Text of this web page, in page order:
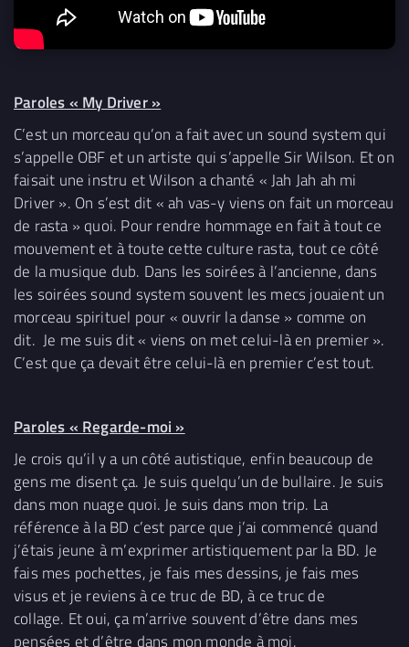
Paroles « My Driver »
C’est un morceau qu’on a fait avec un sound system qui
s’appelle OBF et un artiste qui s’appelle Sir Wilson. Et on
faisait une instru et Wilson a chanté « Jah Jah ah mi
Driver ». On s’est dit « ah vas-y viens on fait un morceau
de rasta » quoi. Pour rendre hommage en fait à tout ce
mouvement et à toute cette culture rasta, tout ce côté
de la musique dub. Dans les soirées à l’ancienne, dans
les soirées sound system souvent les mecs jouaient un
morceau spirituel pour « ouvrir la danse » comme on
dit. Je me suis dit « viens on met celui-là en premier ».
C’est que ça devait être celui-là en premier c’est tout.
Paroles « Regarde-moi »
Je crois qu’il y a un côté autistique, enfin beaucoup de
gens me disent ça. Je suis quelqu’un de bullaire. Je suis
dans mon nuage quoi. Je suis dans mon trip. La
référence à la BD c’est parce que j’ai commencé quand
j’étais jeune à m’exprimer artistiquement par la BD. Je
fais mes pochettes, je fais mes dessins, je fais mes
visus et je reviens à ce truc de BD, à ce truc de
collage. Et oui, ça m’arrive souvent d’être dans mes
pensées et d’être dans mon monde à moi.